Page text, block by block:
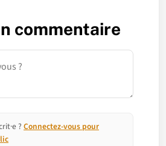
commentaire
? Connectez-vous pour